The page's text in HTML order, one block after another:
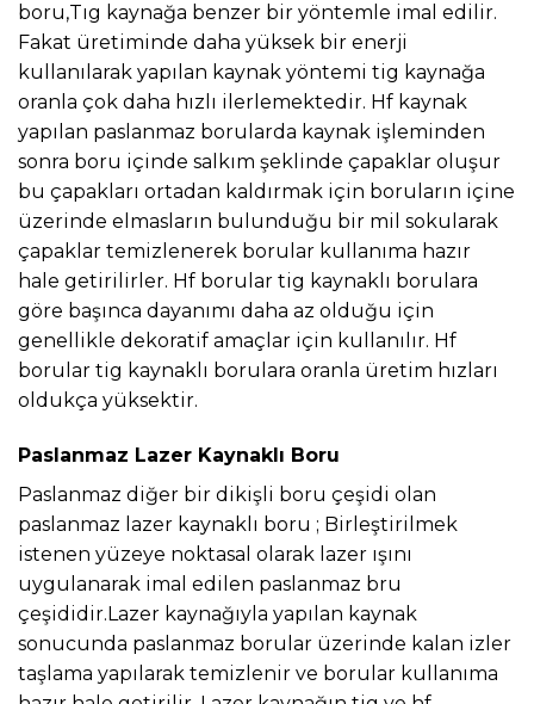
boru,Tıg kaynağa benzer bir yöntemle imal edilir.
Fakat üretiminde daha yüksek bir enerji
kullanılarak yapılan kaynak yöntemi tig kaynağa
oranla çok daha hızlı ilerlemektedir. Hf kaynak
yapılan paslanmaz borularda kaynak işleminden
sonra boru içinde salkım şeklinde çapaklar oluşur
bu çapakları ortadan kaldırmak için boruların içine
üzerinde elmasların bulunduğu bir mil sokularak
çapaklar temizlenerek borular kullanıma hazır
hale getirilirler. Hf borular tig kaynaklı borulara
göre başınca dayanımı daha az olduğu için
genellikle dekoratif amaçlar için kullanılır. Hf
borular tig kaynaklı borulara oranla üretim hızları
oldukça yüksektir.
Paslanmaz Lazer Kaynaklı Boru
Paslanmaz diğer bir dikişli boru çeşidi olan
paslanmaz lazer kaynaklı boru ; Birleştirilmek
istenen yüzeye noktasal olarak lazer ışını
uygulanarak imal edilen paslanmaz bru
çeşididir.Lazer kaynağıyla yapılan kaynak
sonucunda paslanmaz borular üzerinde kalan izler
taşlama yapılarak temizlenir ve borular kullanıma